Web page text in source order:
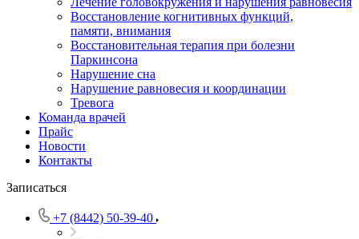
Восстановление когнитивных функций,
памяти, внимания
Восстановительная терапия при болезни
Паркинсона
Нарушение сна
Нарушение равновесия и координации
Тревога
Команда врачей
Прайс
Новости
Контакты
Записаться
+7 (8442) 50-39-40